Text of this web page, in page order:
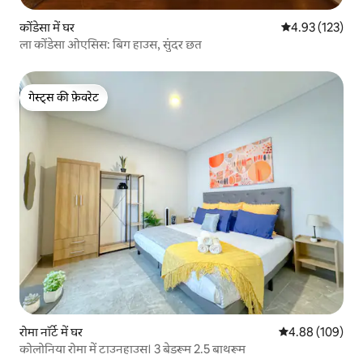
कोंडेसा में घर औसत रेटिंग 5 में से
4.93 (123)
ला कोंडेसा ओएसिस: बिग हाउस, सुंदर छत
गेस्ट्स की फ़ेवरेट
गेस्ट्स की फ़ेवरेट
रोमा नॉर्टे में घर औसत रेटिंग 5 में से
4.88 (109)
कोलोनिया रोमा में टाउनहाउस। 3 बेडरूम 2.5 बाथरूम